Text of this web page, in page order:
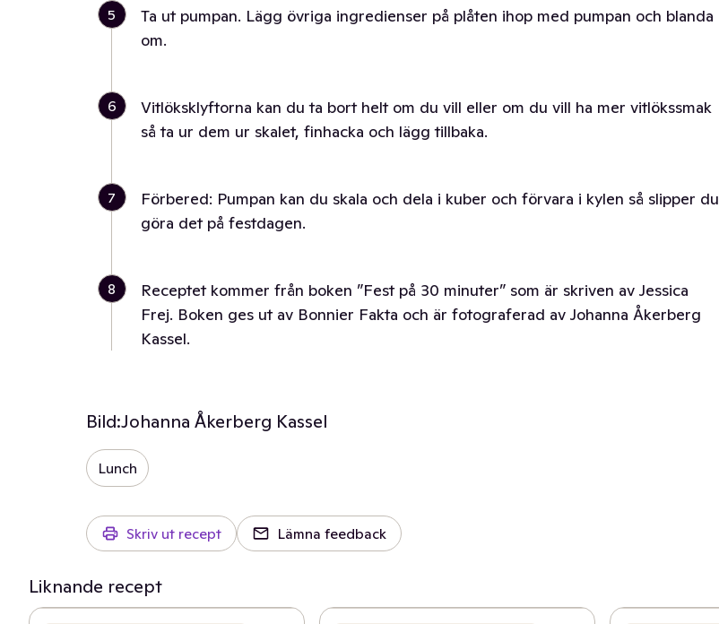
5
Ta ut pumpan. Lägg övriga ingredienser på plåten ihop med pumpan och blanda
om.
6
Vitlöksklyftorna kan du ta bort helt om du vill eller om du vill ha mer vitlökssmak
så ta ur dem ur skalet, finhacka och lägg tillbaka.
7
Förbered: Pumpan kan du skala och dela i kuber och förvara i kylen så slipper du
göra det på festdagen.
8
Receptet kommer från boken ”Fest på 30 minuter” som är skriven av Jessica
Frej. Boken ges ut av Bonnier Fakta och är fotograferad av Johanna Åkerberg
Kassel.
Bild:Johanna Åkerberg Kassel
Lunch
Skriv ut recept Lämna feedback
Liknande recept